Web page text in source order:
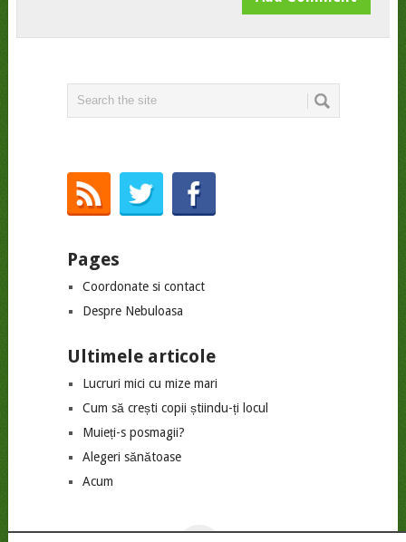
Pages
Coordonate si contact
Despre Nebuloasa
Ultimele articole
Lucruri mici cu mize mari
Cum să crești copii știindu-ți locul
Muieți-s posmagii?
Alegeri sănătoase
Acum